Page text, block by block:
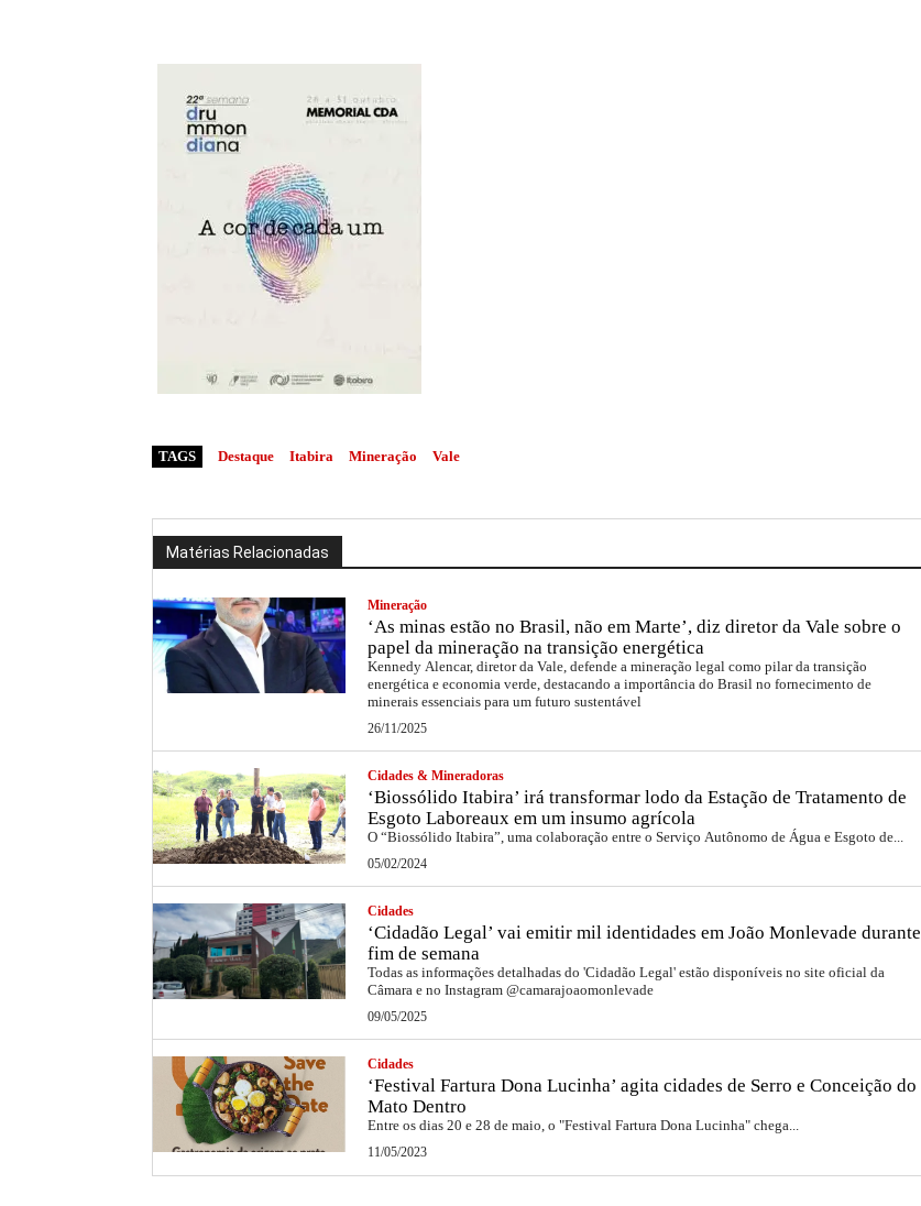
TAGS Destaque Itabira Mineração Vale
Matérias Relacionadas
Mineração
‘As minas estão no Brasil, não em Marte’, diz diretor da Vale sobre o
papel da mineração na transição energética
Kennedy Alencar, diretor da Vale, defende a mineração legal como pilar da transição
energética e economia verde, destacando a importância do Brasil no fornecimento de
minerais essenciais para um futuro sustentável
26/11/2025
Cidades & Mineradoras
‘Biossólido Itabira’ irá transformar lodo da Estação de Tratamento de
Esgoto Laboreaux em um insumo agrícola
O “Biossólido Itabira”, uma colaboração entre o Serviço Autônomo de Água e Esgoto de...
05/02/2024
Cidades
‘Cidadão Legal’ vai emitir mil identidades em João Monlevade durante
fim de semana
Todas as informações detalhadas do 'Cidadão Legal' estão disponíveis no site oficial da
Câmara e no Instagram @camarajoaomonlevade
09/05/2025
Cidades
‘Festival Fartura Dona Lucinha’ agita cidades de Serro e Conceição do
Mato Dentro
Entre os dias 20 e 28 de maio, o "Festival Fartura Dona Lucinha" chega...
11/05/2023